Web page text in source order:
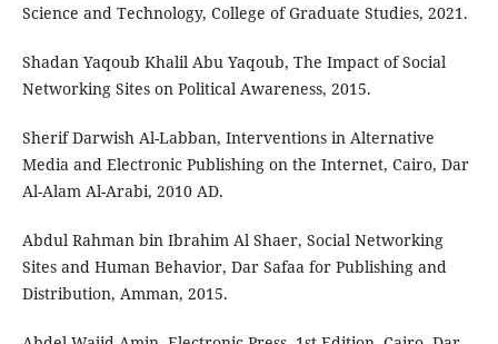
Science and Technology, College of Graduate Studies, 2021.
Shadan Yaqoub Khalil Abu Yaqoub, The Impact of Social
Networking Sites on Political Awareness, 2015.
Sherif Darwish Al-Labban, Interventions in Alternative
Media and Electronic Publishing on the Internet, Cairo, Dar
Al-Alam Al-Arabi, 2010 AD.
Abdul Rahman bin Ibrahim Al Shaer, Social Networking
Sites and Human Behavior, Dar Safaa for Publishing and
Distribution, Amman, 2015.